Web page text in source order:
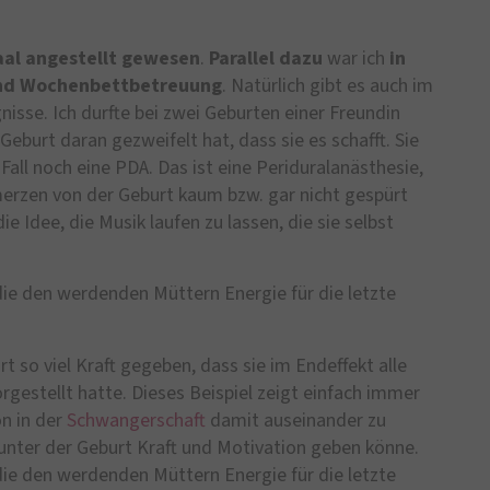
angestellt gewesen. Parallel dazu war ich in
Wochenbettbetreuung. Natürlich gibt es auch im
Ich durfte bei zwei Geburten einer Freundin
daran gezweifelt hat, dass sie es schafft. Sie
noch eine PDA. Das ist eine Periduralanästhesie,
von der Geburt kaum bzw. gar nicht gespürt
Idee, die Musik laufen zu lassen, die sie selbst
den werdenden Müttern Energie für die letzte
so viel Kraft gegeben, dass sie im Endeffekt alle
hatte. Dieses Beispiel zeigt einfach immer
in der Schwangerschaft damit auseinander zu
der Geburt Kraft und Motivation geben könne.
den werdenden Müttern Energie für die letzte